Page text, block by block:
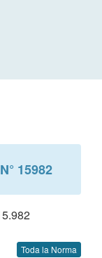
N° 15982
Toda la Norma